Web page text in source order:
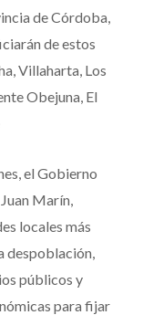
de Córdoba,
de estos
Villaharta, Los
Obejuna, El
el Gobierno
Marín,
locales más
despoblación,
públicos y
para fijar